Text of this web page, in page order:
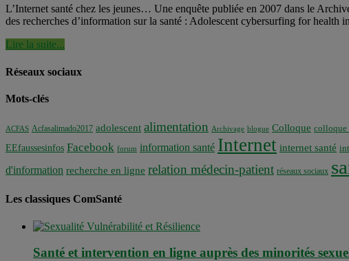
L’Internet santé chez les jeunes… Une enquête publiée en 2007 dans le
des recherches d’information sur la santé : Adolescent cybersurfing for health
Lire la suite...
Réseaux sociaux
Mots-clés
ACFAS Acfasalimado2017 adolescent alimentation Archivage blogue Colloque colloque
EEfaussesinfos Facebook forum information santé Internet internet santé
d'information recherche en ligne relation médecin-patient réseaux sociaux
Les classiques ComSanté
Santé et intervention en ligne auprès des minorités